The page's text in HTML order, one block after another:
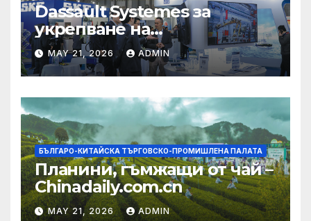
Dassault Systemes за
укрепване на
изграждането на AI
екосистема в Китай
MAY 21, 2026 ADMIN
БЪЛГАРО-КИТАЙСКА ТЪРГОВСКО-ПРОМИШЛЕНА ПАЛАТА
Планини, гъмжащи от чай –
Chinadaily.com.cn
MAY 21, 2026 ADMIN